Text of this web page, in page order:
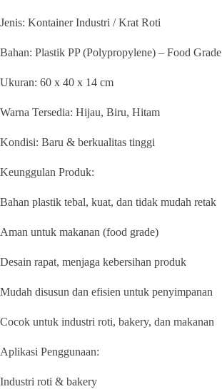
Jenis: Kontainer Industri / Krat Roti
Bahan: Plastik PP (Polypropylene) – Food Grade
Ukuran: 60 x 40 x 14 cm
Warna Tersedia: Hijau, Biru, Hitam
Kondisi: Baru & berkualitas tinggi
Keunggulan Produk:
Bahan plastik tebal, kuat, dan tidak mudah retak
Aman untuk makanan (food grade)
Desain rapat, menjaga kebersihan produk
Mudah disusun dan efisien untuk penyimpanan
Cocok untuk industri roti, bakery, dan makanan
Aplikasi Penggunaan:
Industri roti & bakery